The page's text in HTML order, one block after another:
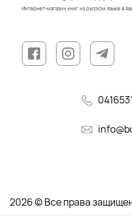
Интернет-магазин книг на русском языке в
2026 © Все права